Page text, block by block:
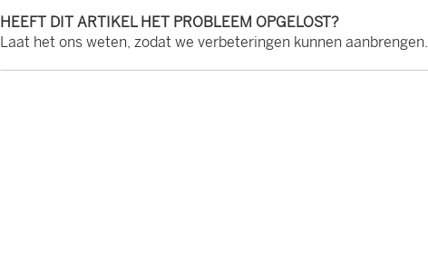
HEEFT DIT ARTIKEL HET PROBLEEM OPGELOST?
Laat het ons weten, zodat we verbeteringen kunnen aanbrengen.